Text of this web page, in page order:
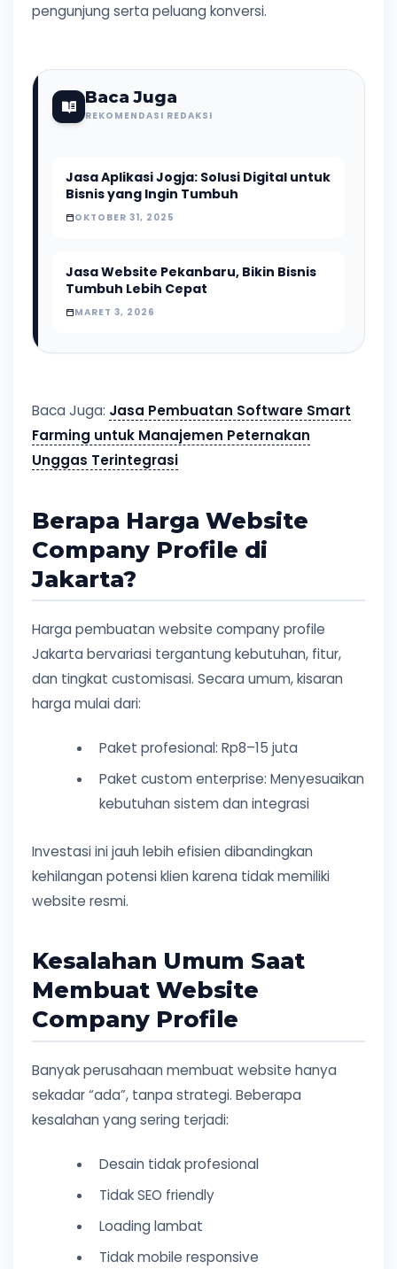
pengunjung serta peluang konversi.
Baca Juga
REKOMENDASI REDAKSI
Jasa Aplikasi Jogja: Solusi Digital untuk
Bisnis yang Ingin Tumbuh
OKTOBER 31, 2025
Jasa Website Pekanbaru, Bikin Bisnis
Tumbuh Lebih Cepat
MARET 3, 2026
Baca Juga: Jasa Pembuatan Software Smart
Farming untuk Manajemen Peternakan
Unggas Terintegrasi
Berapa Harga Website
Company Profile di
Jakarta?
Harga pembuatan website company profile
Jakarta bervariasi tergantung kebutuhan, fitur,
dan tingkat customisasi. Secara umum, kisaran
harga mulai dari:
Paket profesional: Rp8–15 juta
Paket custom enterprise: Menyesuaikan
kebutuhan sistem dan integrasi
Investasi ini jauh lebih efisien dibandingkan
kehilangan potensi klien karena tidak memiliki
website resmi.
Kesalahan Umum Saat
Membuat Website
Company Profile
Banyak perusahaan membuat website hanya
sekadar “ada”, tanpa strategi. Beberapa
kesalahan yang sering terjadi:
Desain tidak profesional
Tidak SEO friendly
Loading lambat
Tidak mobile responsive